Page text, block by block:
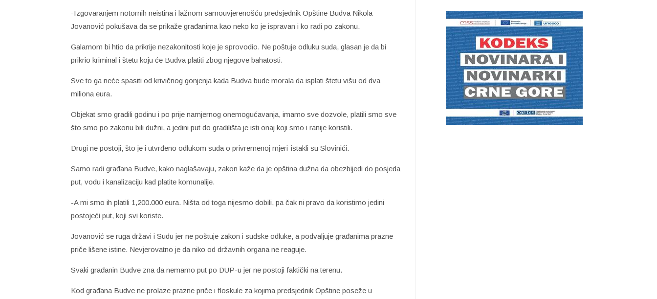
-Izgovaranjem notornih neistina i lažnom samouvjerenošću predsjednik Opštine Budva Nikola
Jovanović pokušava da se prikaže građanima kao neko ko je ispravan i ko radi po zakonu.
Galamom bi htio da prikrije nezakonitosti koje je sprovodio. Ne poštuje odluku suda, glasan je da bi
prikrio kriminal i štetu koju će Budva platiti zbog njegove bahatosti.
Sve to ga neće spasiti od krivičnog gonjenja kada Budva bude morala da isplati štetu višu od dva
miliona eura.
Objekat smo gradili godinu i po prije namjernog onemogućavanja, imamo sve dozvole, platili smo sve
što smo po zakonu bili dužni, a jedini put do gradilišta je isti onaj koji smo i ranije koristili.
Drugi ne postoji, što je i utvrđeno odlukom suda o privremenoj mjeri-istakli su Slovinići.
Samo radi građana Budve, kako naglašavaju, zakon kaže da je opština dužna da obezbijedi do posjeda
put, vodu i kanalizaciju kad platite komunalije.
-A mi smo ih platili 1,200.000 eura. Ništa od toga nijesmo dobili, pa čak ni pravo da koristimo jedini
postojeći put, koji svi koriste.
Jovanović se ruga državi i Sudu jer ne poštuje zakon i sudske odluke, a podvaljuje građanima prazne
priče lišene istine. Nevjerovatno je da niko od državnih organa ne reaguje.
Svaki građanin Budve zna da nemamo put po DUP-u jer ne postoji faktički na terenu.
Kod građana Budve ne prolaze prazne priče i floskule za kojima predsjednik Opštine poseže u